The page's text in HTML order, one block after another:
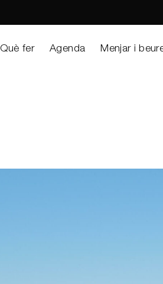
Què fer Agenda Menjar i